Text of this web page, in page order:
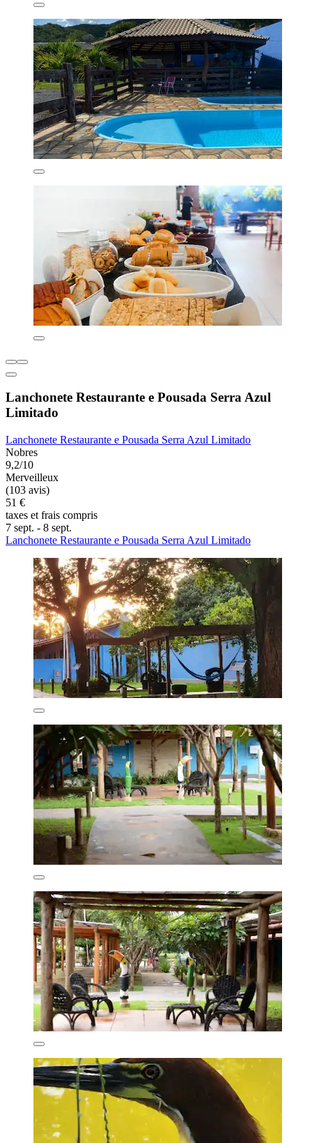
Lanchonete Restaurante e Pousada Serra Azul
Limitado
Lanchonete Restaurante e Pousada Serra Azul Limitado
Nobres
9,2/10
Merveilleux
(103 avis)
51 €
taxes et frais compris
7 sept. - 8 sept.
Lanchonete Restaurante e Pousada Serra Azul Limitado